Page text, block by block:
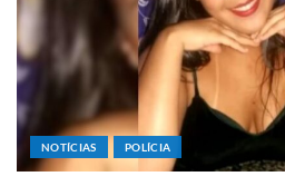
NOTÍCIAS POLÍCIA